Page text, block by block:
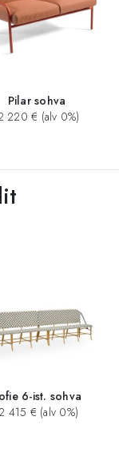
Pilar sohva
220 € (alv 0%)
6-ist. sohva
2 415 € (alv 0%)